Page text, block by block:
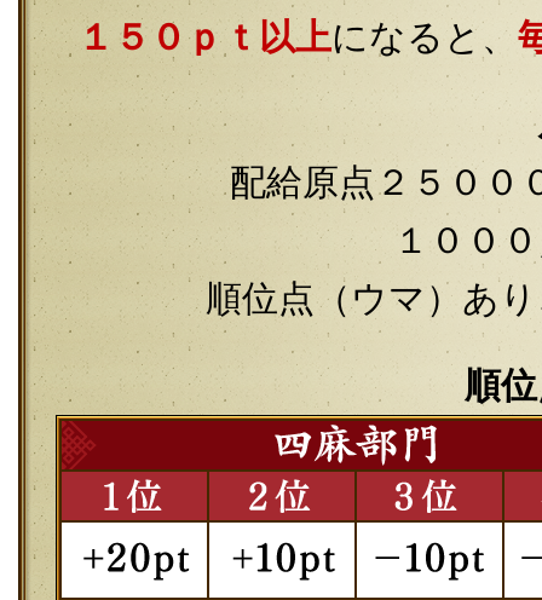
１５０ｐｔ以上になると、
配給原点２５００
１００
順位点（ウマ）あ
順